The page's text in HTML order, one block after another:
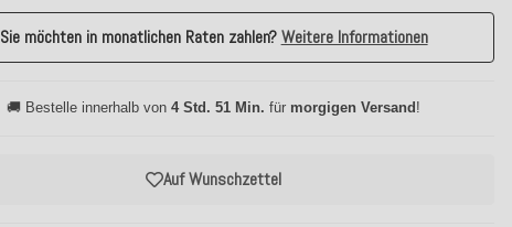
Auf Wunschzettel
Sie möchten in monatlichen Raten zahlen?Weitere Informationen
🚚 Bestelle innerhalb von4 Std. 51 Min. für morgigen Versand !